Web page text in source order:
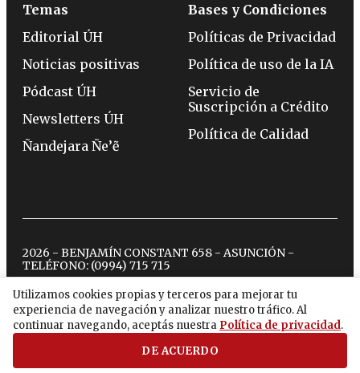
Utilizamos cookies propias y terceros para mejorar tu
experiencia de navegación y analizar nuestro tráfico. Al
continuar navegando, aceptás nuestra Política de privacidad.
DE ACUERDO
Temas
Editorial ÚH
Noticias positivas
Pódcast ÚH
Newsletters ÚH
Ñandejara Ñe’ẽ
Bases y Condiciones
Políticas de Privacidad
Política de uso de la IA
Servicio de
Suscripción a Crédito
Política de Calidad
2026 - BENJAMÍN CONSTANT 658 - ASUNCIÓN -
TELÉFONO: (0994) 715 715
twitterinstagram
facebook
tiktokyoutubespotify